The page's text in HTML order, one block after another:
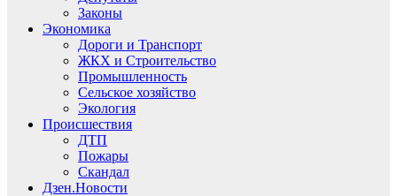
Законы
Экономика
Дороги и Транспорт
ЖКХ и Строительство
Промышленность
Сельское хозяйство
Экология
Происшествия
ДТП
Пожары
Скандал
Дзен.Новости